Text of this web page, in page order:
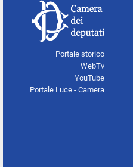
Portale storico
WebTv
YouTube
Portale Luce - Camera